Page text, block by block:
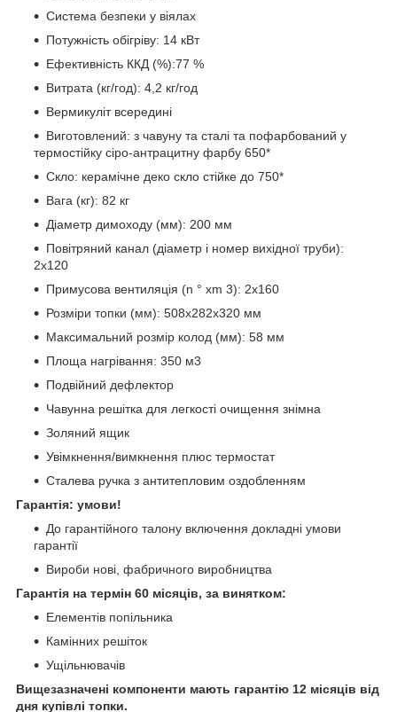
Система безпеки у віялах
Потужність обігріву: 14 кВт
Ефективність ККД (%):77 %
Витрата (кг/год): 4,2 кг/год
Вермикуліт всередині
Виготовлений: з чавуну та сталі та пофарбований у
термостійку сіро-антрацитну фарбу 650*
Скло: керамічне деко скло стійке до 750*
Вага (кг): 82 кг
Діаметр димоходу (мм): 200 мм
Повітряний канал (діаметр і номер вихідної труби):
2х120
Примусова вентиляція (n ° xm 3): 2x160
Розміри топки (мм): 508x282x320 мм
Максимальний розмір колод (мм): 58 мм
Площа нагрівання: 350 м3
Подвійний дефлектор
Чавунна решітка для легкості очищення знімна
Золяний ящик
Увімкнення/вимкнення плюс термостат
Сталева ручка з антитепловим оздобленням
Гарантія: умови!
До гарантійного талону включення докладні умови
гарантії
Вироби нові, фабричного виробництва
Гарантія на термін 60 місяців, за винятком:
Елементів попільника
Камінних решіток
Ущільнювачів
Вищезазначені компоненти мають гарантію 12 місяців від
дня купівлі топки.